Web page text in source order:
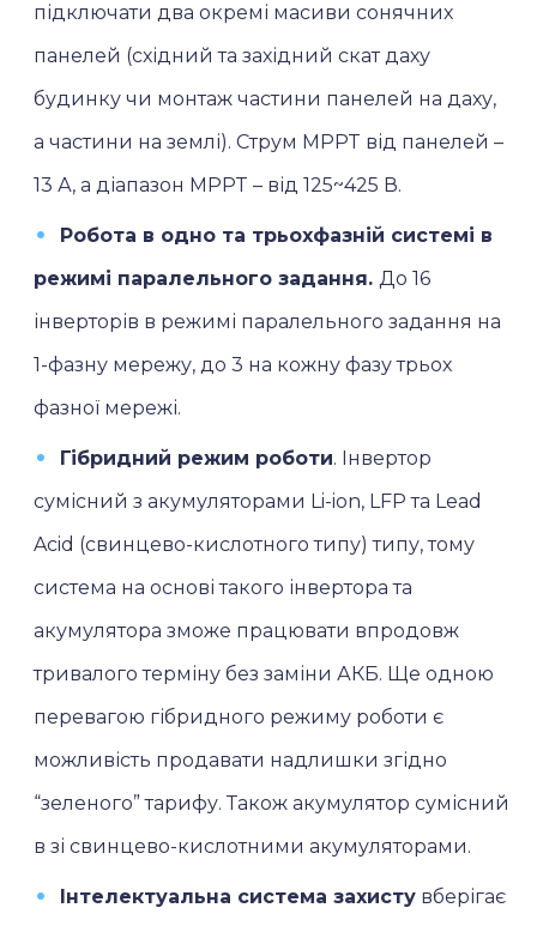
підключати два окремі масиви сонячних
панелей (східний та західний скат даху
будинку чи монтаж частини панелей на даху,
а частини на землі). Струм MPPT від панелей –
13 А, а діапазон MPPT – від 125~425 В.
Робота в одно та трьохфазній системі в
режимі паралельного задання.До 16
інверторів в режимі паралельного задання на
1-фазну мережу, до 3 на кожну фазу трьох
фазної мережі.
Гібридний режим роботи. Інвертор
сумісний з акумуляторами Li-ion, LFP та Lead
Acid (свинцево-кислотного типу) типу, тому
система на основі такого інвертора та
акумулятора зможе працювати впродовж
тривалого терміну без заміни АКБ. Ще одною
перевагою гібридного режиму роботи є
можливість продавати надлишки згідно
“зеленого” тарифу. Також акумулятор сумісний
в зі свинцево-кислотними акумуляторами.
Інтелектуальна система захисту вберігає